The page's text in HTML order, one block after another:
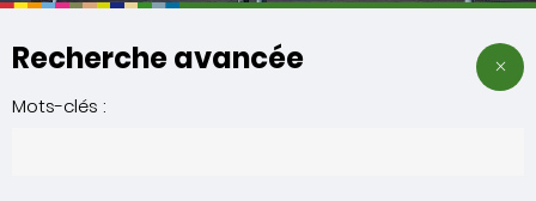
Recherche avancée
Mots-clés :